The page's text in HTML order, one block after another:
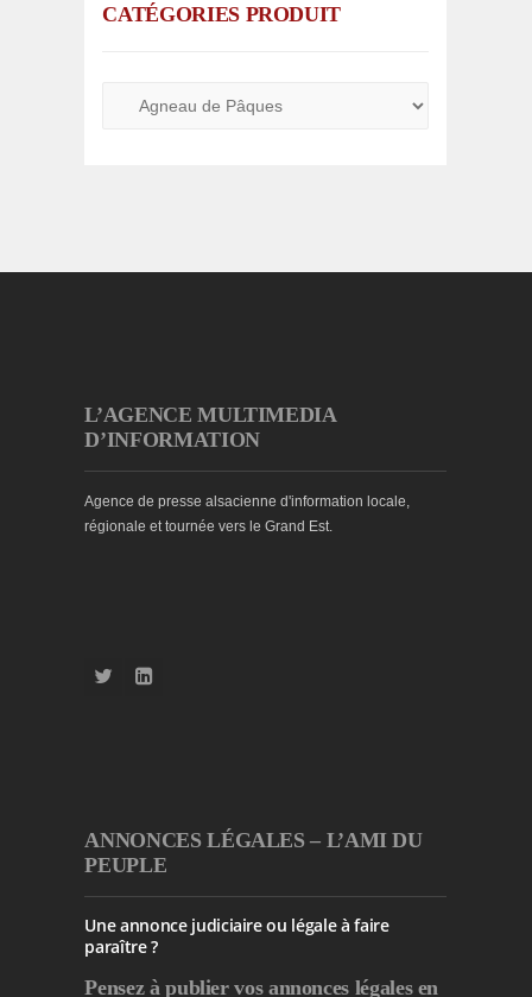
CATÉGORIES PRODUIT
L’AGENCE MULTIMEDIA
D’INFORMATION
Agence de presse alsacienne d'information locale,
régionale et tournée vers le Grand Est.
ANNONCES LÉGALES – L’AMI DU
PEUPLE
Une annonce judiciaire ou légale à faire
paraître ?
Pensez à publiervos annonces légales en